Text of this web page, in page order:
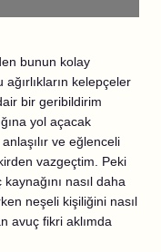
bunun kolay
kelepçeler
bir geribildirim
yol açacak
ve eğlenceli
vazgeçtim. Peki
nasıl daha
neşeli kişiliğini nasıl
avuç fikri aklımda